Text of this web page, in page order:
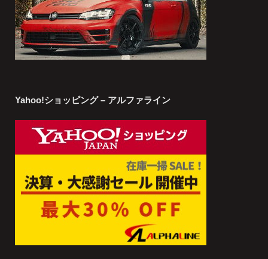
Yahoo!ショッピング – アルファライン